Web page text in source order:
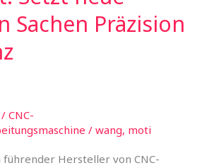
Sachen Präzision
/ CNC-
/ wang, moti
führender Hersteller von CNC-